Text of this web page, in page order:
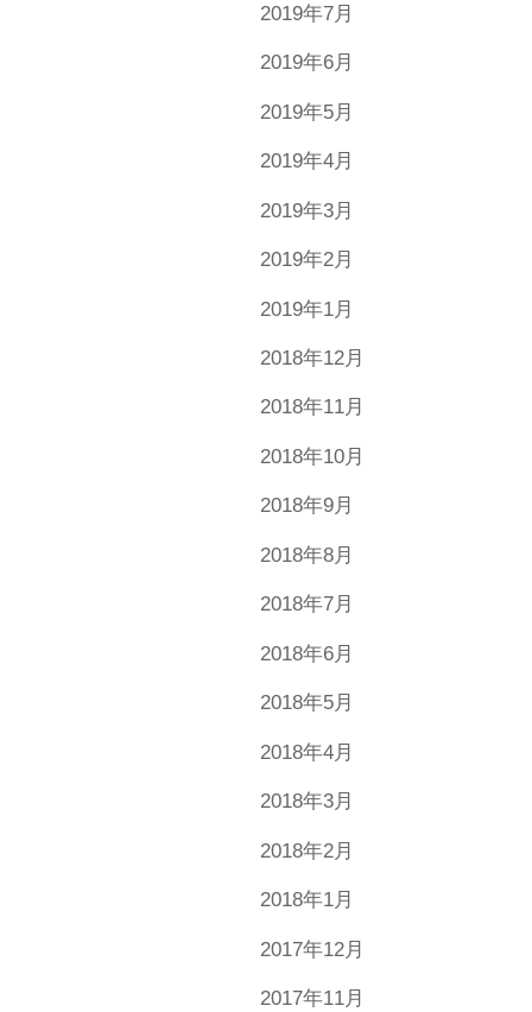
2019年7月
2019年6月
2019年5月
2019年4月
2019年3月
2019年2月
2019年1月
2018年12月
2018年11月
2018年10月
2018年9月
2018年8月
2018年7月
2018年6月
2018年5月
2018年4月
2018年3月
2018年2月
2018年1月
2017年12月
2017年11月